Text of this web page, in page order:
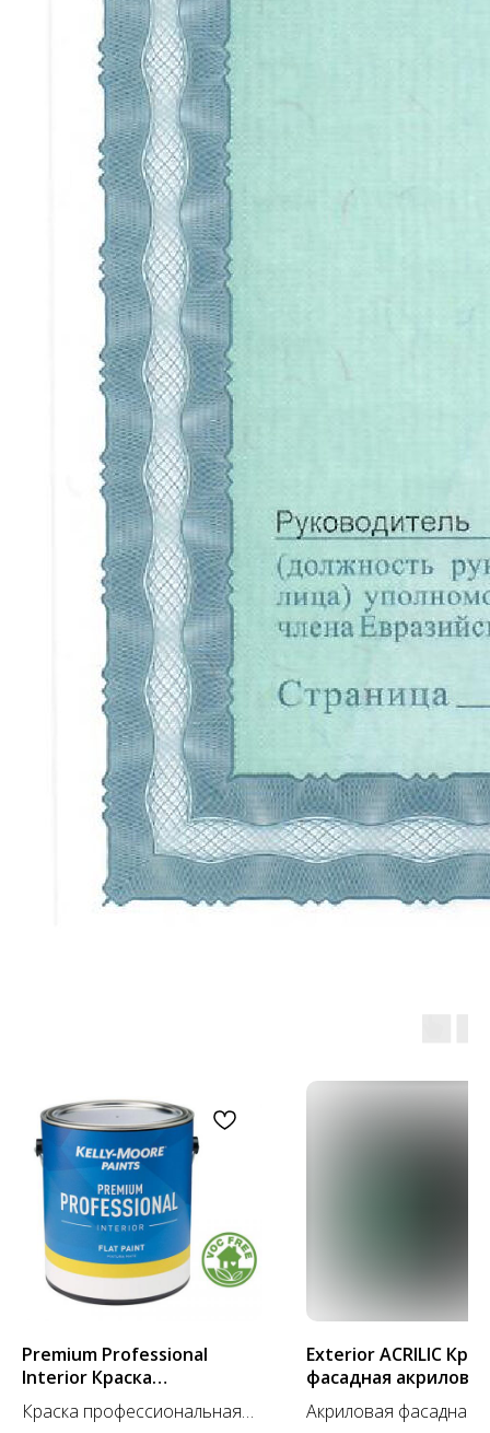
Premium Professional
Interior Краска
интерьерная
Краска профессиональная
Exterior ACRILIC
фасадная
А)
Акриловая фасадная
© 2026 Студия декоративных
покрытий «Антураж». Все права
защищены.